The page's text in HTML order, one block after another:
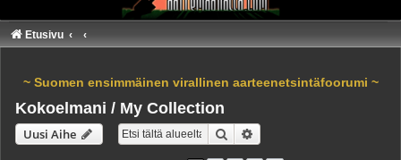
Etusivu
~ Suomen ensimmäinen virallinen aarteenetsintäfoorumi ~
Kokoelmani / My Collection
Uusi Aihe Etsi